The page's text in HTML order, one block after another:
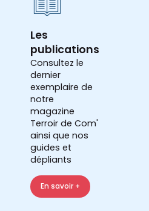
Les
publications
Consultez le
dernier
exemplaire de
notre
magazine
Terroir de Com'
ainsi que nos
guides et
dépliants
En savoir +